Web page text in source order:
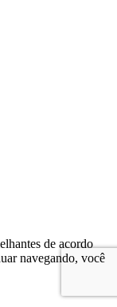
de acordo
navegando, você